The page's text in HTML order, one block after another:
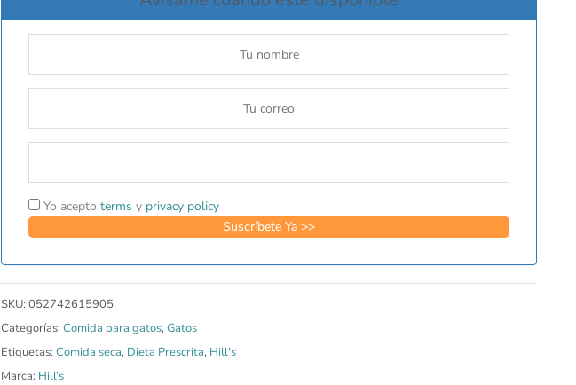
Yo acepto terms y privacy policy
SKU: 052742615905
Categorías: Comida para gatos,Gatos
Etiquetas: Comida seca, Dieta Prescrita, Hill's
Marca: Hill’s